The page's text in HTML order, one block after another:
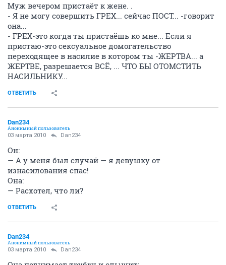
Муж вечером пристаёт к жене. .
- Я не могу совершить ГРЕХ... сейчас ПОСТ... -говорит
она...
- ГРЕХ-это когда ты пристаёшь ко мне... Если я
пристаю-это сексуальное домогательство
переходящее в насилие в котором ты -ЖЕРТВА... а
ЖЕРТВЕ, разрешается ВСЁ, ... ЧТО БЫ ОТОМСТИТЬ
НАСИЛЬНИКУ...
ОТВЕТИТЬ
Dan234
Анонимный пользователь
03 марта 2010 Dan234
Он:
— А у меня был случай — я девушку от
изнасилования спас!
Она:
— Расхотел, что ли?
ОТВЕТИТЬ
Dan234
Анонимный пользователь
03 марта 2010 Dan234